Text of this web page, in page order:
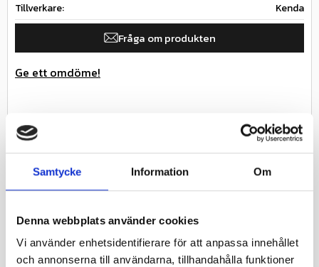
Samtycke Information Om
Denna webbplats använder cookies
Vi använder enhetsidentifierare för att anpassa innehållet
och annonserna till användarna, tillhandahålla funktioner
Tillverkare
Kenda
Fråga om produkten
Ge ett omdöme!
Komplett vinterhjulspaket (fälg + däck) till Ifor Williams trailer
& vagnar.
Plåtfälg med bultcirkel 5/165,1 (5/114,5/165,1/ET0)
Däck Kenda KR500 Friktion 185/60 R12C 104/101N TL M+S.
Däcket är märkt med Alptopp / Snöflinga
för lastindex.
OBS! Däcket har en rotationsriktning och placeras på vänster
sida.